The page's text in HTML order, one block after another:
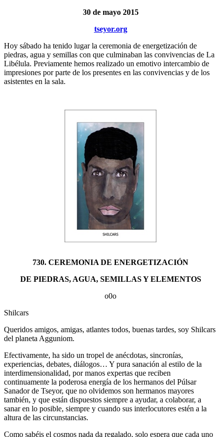
30 de mayo 2015
tseyor.org
Hoy sábado ha tenido lugar la ceremonia de energetización de
piedras, agua y semillas con que culminaban las convivencias de La
Libélula. Previamente hemos realizado un emotivo intercambio de
impresiones por parte de los presentes en las convivencias y de los
asistentes en la sala.
730. CEREMONIA DE ENERGETIZACIÓN
DE PIEDRAS, AGUA, SEMILLAS Y ELEMENTOS
o0o
Shilcars
Queridos amigos, amigas, atlantes todos, buenas tardes, soy Shilcars
del planeta Agguniom.
Efectivamente, ha sido un tropel de anécdotas, sincronías,
experiencias, debates, diálogos… Y pura sanación al estilo de la
interdimensionalidad, por manos expertas que reciben
continuamente la poderosa energía de los hermanos del Púlsar
Sanador de Tseyor, que no olvidemos son hermanos mayores
también, y que están dispuestos siempre a ayudar, a colaborar, a
sanar en lo posible, siempre y cuando sus interlocutores estén a la
altura de las circunstancias.
Como sabéis el cosmos nada da regalado, solo espera que cada uno